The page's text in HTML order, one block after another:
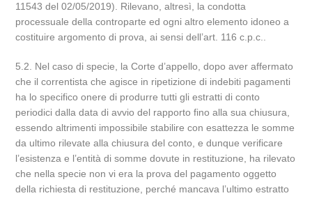
11543 del 02/05/2019). Rilevano, altresì, la condotta
processuale della controparte ed ogni altro elemento idoneo a
costituire argomento di prova, ai sensi dell’art. 116 c.p.c..
5.2. Nel caso di specie, la Corte d’appello, dopo aver affermato
che il correntista che agisce in ripetizione di indebiti pagamenti
ha lo specifico onere di produrre tutti gli estratti di conto
periodici dalla data di avvio del rapporto fino alla sua chiusura,
essendo altrimenti impossibile stabilire con esattezza le somme
da ultimo rilevate alla chiusura del conto, e dunque verificare
l’esistenza e l’entità di somme dovute in restituzione, ha rilevato
che nella specie non vi era la prova del pagamento oggetto
della richiesta di restituzione, perché mancava l’ultimo estratto